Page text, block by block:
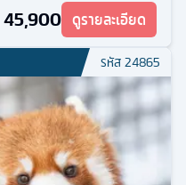
45,900 ดูรายละเอียด
รหัส24865